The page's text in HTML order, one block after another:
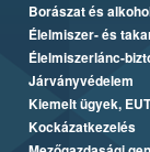
Borászat és
Élelmiszer- és
Élelmiszerlánc-
Járványvédelem
Kiemelt ügyek,
Kockázatkezelés